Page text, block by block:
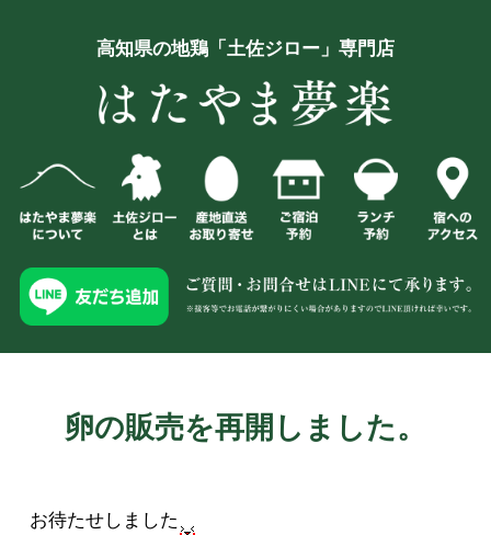
高知県の地鶏「土佐ジロー」専門店
卵の販売を再開しました。
お待たせしました